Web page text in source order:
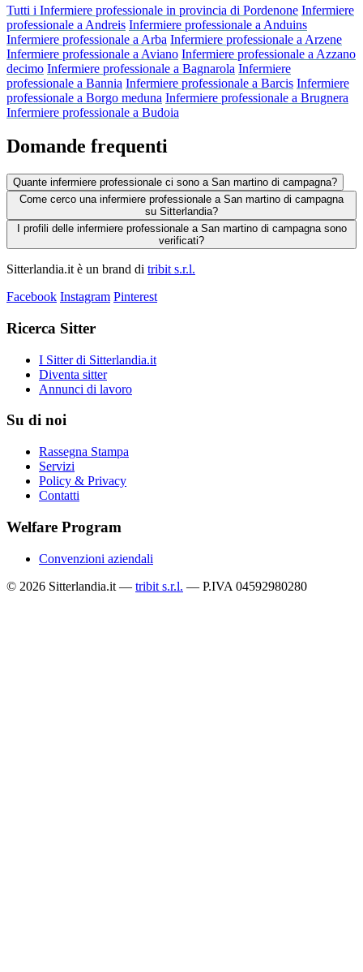
Tutti i Infermiere professionale in provincia di Pordenone Infermiere
professionale a Andreis Infermiere professionale a Anduins
Infermiere professionale a Arba Infermiere professionale a Arzene
Infermiere professionale a Aviano Infermiere professionale a Azzano
decimo Infermiere professionale a Bagnarola Infermiere
professionale a Bannia Infermiere professionale a Barcis Infermiere
professionale a Borgo meduna Infermiere professionale a Brugnera
Infermiere professionale a Budoia
Domande frequenti
Quante infermiere professionale ci sono a San martino di campagna?
Come cerco una infermiere professionale a San martino di campagna
su Sitterlandia?
I profili delle infermiere professionale a San martino di campagna sono
verificati?
Sitterlandia.it è un brand di tribit s.r.l.
Facebook Instagram Pinterest
Ricerca Sitter
I Sitter di Sitterlandia.it
Diventa sitter
Annunci di lavoro
Su di noi
Rassegna Stampa
Servizi
Policy & Privacy
Contatti
Welfare Program
Convenzioni aziendali
© 2026 Sitterlandia.it — tribit s.r.l. — P.IVA 04592980280